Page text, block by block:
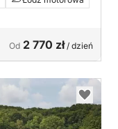
Od 2 770 zł/ dzień